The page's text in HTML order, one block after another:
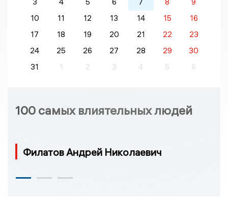
10
11 12 13 14 15
16
17
18 19 20 21 22
23
24
25 26 27 28 29
30
31
1 2 3 4 5 6
100 самых влиятельных людей
Филатов Андрей Николаевич